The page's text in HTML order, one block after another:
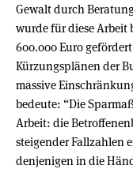
Gewalt durch
wurde für diese
600.000 Euro
Kürzungsplänen der
massive
bedeute: “Die
Arbeit: die
steigender Fallzahlen
denjenigen in die